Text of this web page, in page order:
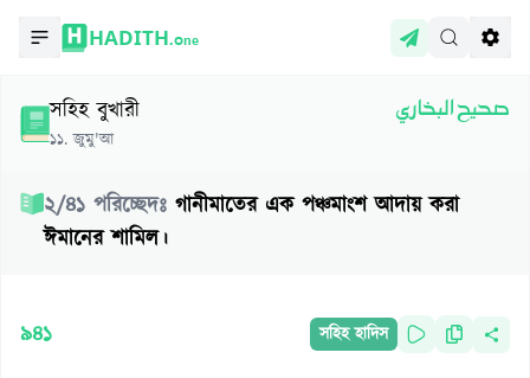
HADITH.One
সহিহ বুখারী
১১.জুমু'আ
صحيح البخاري
২/৪১ পরিচ্ছেদঃ গানীমাতের এক পঞ্চমাংশ আদায় করা
ঈমানের শামিল।
৯৪১ সহিহ হাদিস